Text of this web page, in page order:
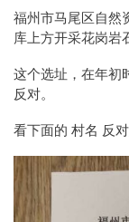
福州市马尾区自然
库上方开采花岗岩
这个选址，在年初
反对。
看下面的 村名 反对